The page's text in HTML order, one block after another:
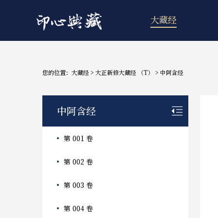
大藏经
您的位置： 大藏经 > 大正新修大藏经 （T） > 中阿含经
中阿含经
第 001 卷
第 002 卷
第 003 卷
第 004 卷